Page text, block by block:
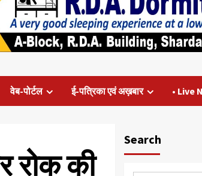
वेब-पोर्टल ई-पत्रिका एवं अख़बार • Live
रोक की
Search